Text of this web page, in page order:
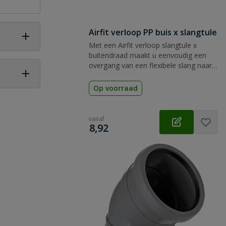
Airfit verloop PP buis x slangtule
Met een Airfit verloop slangtule x
buitendraad maakt u eenvoudig een
overgang van een flexibele slang naar
Op voorraad
vanaf
€
8,92